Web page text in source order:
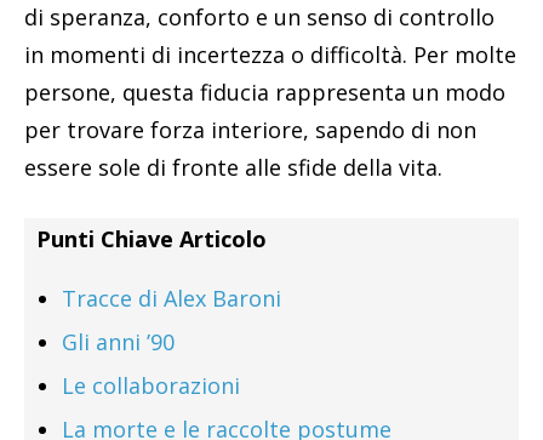
di speranza, conforto e un senso di controllo
in momenti di incertezza o difficoltà. Per molte
persone, questa fiducia rappresenta un modo
per trovare forza interiore, sapendo di non
essere sole di fronte alle sfide della vita.
Punti Chiave Articolo
Tracce di Alex Baroni
Gli anni ’90
Le collaborazioni
La morte e le raccolte postume